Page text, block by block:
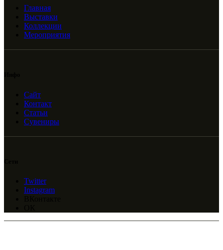
Главная
Выставки
Коллекции
Мероприятия
Сайт
Контакт
Статьи
Сувениры
Twitter
Instagram